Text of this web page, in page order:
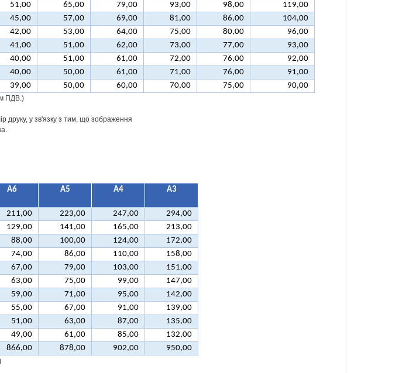
51,00 65,00 79,00 93,00 98,00
119,00
45,00 57,00 69,00 81,00 86,00
104,00
42,00 53,00 64,00 75,00 80,00
96,00
41,00 51,00 62,00 73,00 77,00
93,00
40,00 51,00 61,00 72,00 76,00
92,00
40,00 50,00 61,00 71,00 76,00
91,00
39,00 50,00 60,00 70,00 75,00 90,00
ПДВ.)
друку, у зв'язку з тим, що зображення
А6 А5 А4 А3
211,00 223,00 247,00
294,00
129,00 141,00 165,00
213,00
88,00 100,00 124,00
172,00
74,00 86,00 110,00
158,00
67,00 79,00 103,00
151,00
63,00 75,00 99,00
147,00
59,00 71,00 95,00
142,00
55,00 67,00 91,00
139,00
51,00 63,00 87,00
135,00
49,00 61,00 85,00
132,00
866,00 878,00 902,00 950,00